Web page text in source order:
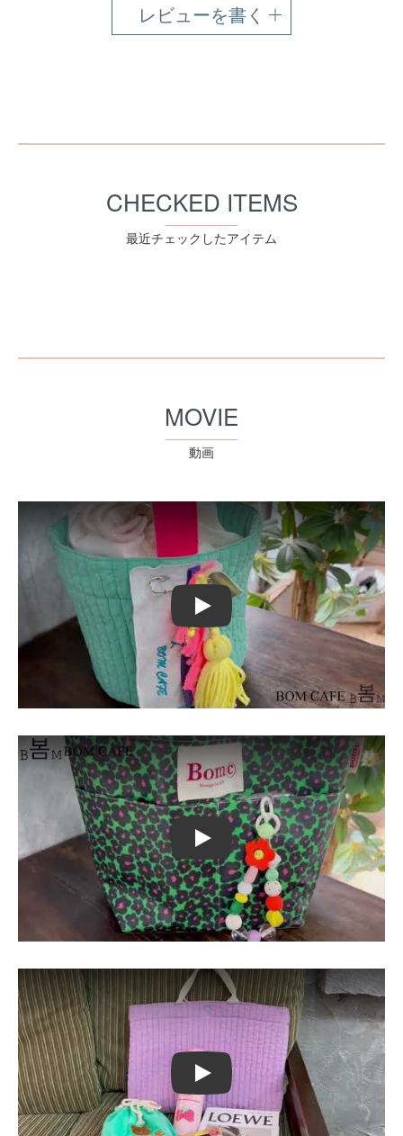
レビューを書く
CHECKED ITEMS
最近チェックしたアイテム
MOVIE
動画
Play
Play
Play